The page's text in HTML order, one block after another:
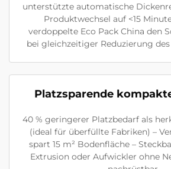
unterstützte automatische
Produktwechsel auf <15
verdoppelte Eco Pack China den
bei gleichzeitiger Reduzierung
Platzsparende
40 % geringerer Platzbedarf als
(ideal für überfüllte Fabriken) –
spart 15 m² Bodenfläche –
Extrusion oder Aufwickler ohne